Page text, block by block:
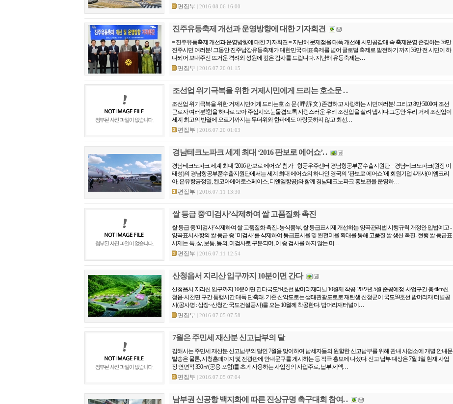
편집부 | 2016.08.06 16:00
진주유등축제 개선과 운영방향에 대한 기자회견
= 진주유등축제 개선과 운영방향에 대한 기자회견 = 지난해 문제점을 대폭 개선해 시민공감대 속 축제운영 존경하는 36만
진주시민 여러분! 그동안 진주남강유등축제가 대한민국 대표축제를 넘어 글로벌 축제로 발전하기 까지 36만 전 시민이 하
나되어 보내주신 뜨거운 격려와 성원에 깊은 감사를 드립니다. 지난해 유등축제는. . .
편집부 | 2016.07.20 01:15
조선업 위기극복을 위한 거제시민에게 드리는 호소문 . .
조선업 위기극복을 위한 거제시민에게 드리는호 소 문 ( 呼 訴 文 ) 존경하고 사랑하는 시민여러분! 그리고 8만 5000여 조선
근로자 여러분!힘을 하나로 모아 주십시오.눈물겹도록 사랑스러운 우리 조선업을 살려 냅시다.그동안 우리 거제 조선업이
세계 최고의 반열에 오르기까지는 무더위와 한파에도 아랑곳하지 않고 최선. . .
편집부 | 2016.07.20 01:03
경남테크노파크 세계 최대 ‘2016 판보로 에어쇼’. .
경남테크노파크 세계 최대 ‘2016 판보로 에어쇼’ 참가= 항공우주센터 경남항공부품수출지원단 = 경남테크노파크(원장 이
태성)의 경남항공부품수출지원단에서는 세계 최대 에어쇼의 하나인 영국의 ‘판보로 에어쇼’에 회원기업 4개사(이엠코리
아, 은유항공정밀, 켄코아에어로스페이스, 디앤엠항공)와 함께 경남테크노파크 홍보관을 운영하. . .
편집부 | 2016.07.11 13:30
쌀 등급 중‘미검사’삭제하여 쌀 고품질화 촉진
쌀 등급 중‘미검사’삭제하여 쌀 고품질화 촉진- 농식품부, 쌀 등급표시제 개선하는 양곡관리법 시행규칙 개정안 입법예고 -
양곡표시사항의 쌀 등급 중 ‘미검사’를 삭제하여 등급표시율 및 완전미율 확대를 통해 고품질 쌀 생산 촉진- 현행 쌀 등급표
시제는 특, 상, 보통, 등외, 미검사로 구분되며, 이 중 검사를 하지 않는 미. . .
편집부 | 2016.07.11 12:54
산청읍서 지리산 입구까지 10분이면 간다
산청읍서 지리산 입구까지 10분이면 간다국도59호선 밤머리재터널 10월께 착공. 2022년 5월 준공예정·사업구간 총 6km산
청읍-시천면 구간 통행시간 대폭 단축돼. 기존 산악도로는 생태관광도로로 재탄생 산청군이 국도59호선 밤머리재 터널공
사(공사명 : 삼장~산청간 국도건설공사)를 오는 10월께 착공한다. 밤머리재터널이. . .
편집부 | 2016.07.05 07:58
7월은 주민세 재산분 신고납부의 달
김해시는 주민세 재산분 신고납부의 달인 7월을 맞이하여 납세자들의 원할한 신고납부를 위해 관내 사업소에 개별 안내문
발송은 물론, 시청홈페이지 및 전광판에 안내문구를 게시하는 등 적극 홍보에 나섰다. 신고 납부 대상은 7월 1일 현재 사업
장 연면적 330㎡(공용 포함)를 초과 사용하는 사업장의 사업주로, 납부 세액. . .
편집부 | 2016.07.05 07:04
남부권 신공항 백지화에 따른 진상규명 촉구대회 참여. .